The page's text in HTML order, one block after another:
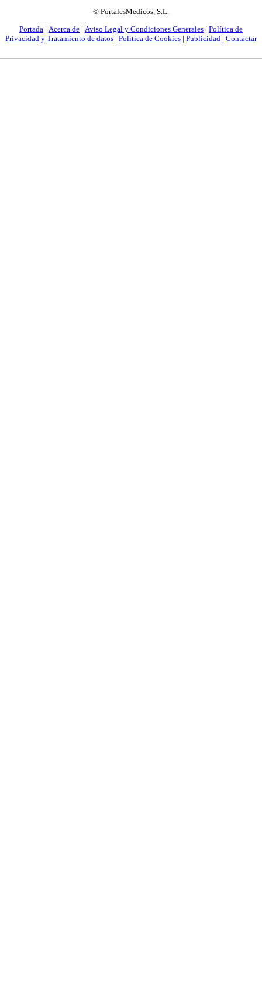
© PortalesMedicos, S.L.
Portada | Acerca de | Aviso Legal y Condiciones Generales | Política de
Privacidad y Tratamiento de datos | Política de Cookies | Publicidad | Contactar